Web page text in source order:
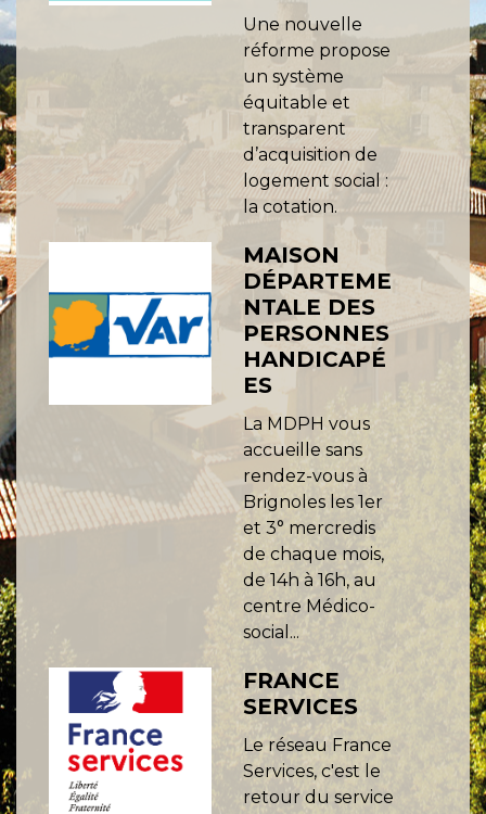
Une nouvelle
réforme propose
un système
équitable et
transparent
d’acquisition de
logement social :
la cotation.
MAISON
DÉPARTEME
NTALE DES
PERSONNES
HANDICAPÉ
ES
La MDPH vous
accueille sans
rendez-vous à
Brignoles les 1er
et 3° mercredis
de chaque mois,
de 14h à 16h, au
centre Médico-
social...
FRANCE
SERVICES
Le réseau France
Services, c'est le
retour du service